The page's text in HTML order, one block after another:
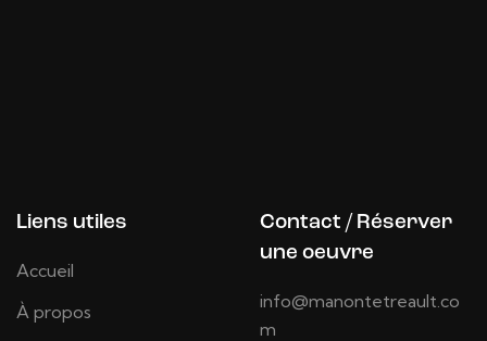
Liens utiles
Accueil
À propos
Contact / Réserver
une oeuvre
info@manontetreault.co
m